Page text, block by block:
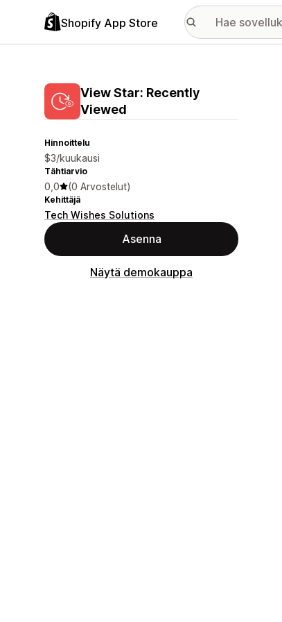
Shopify App Store
View Star: Recently
Viewed
Hinnoittelu
$3/kuukausi
Tähtiarvio
0,0 (0 Arvostelut)
Kehittäjä
Tech Wishes Solutions
Asenna
Näytä demokauppa